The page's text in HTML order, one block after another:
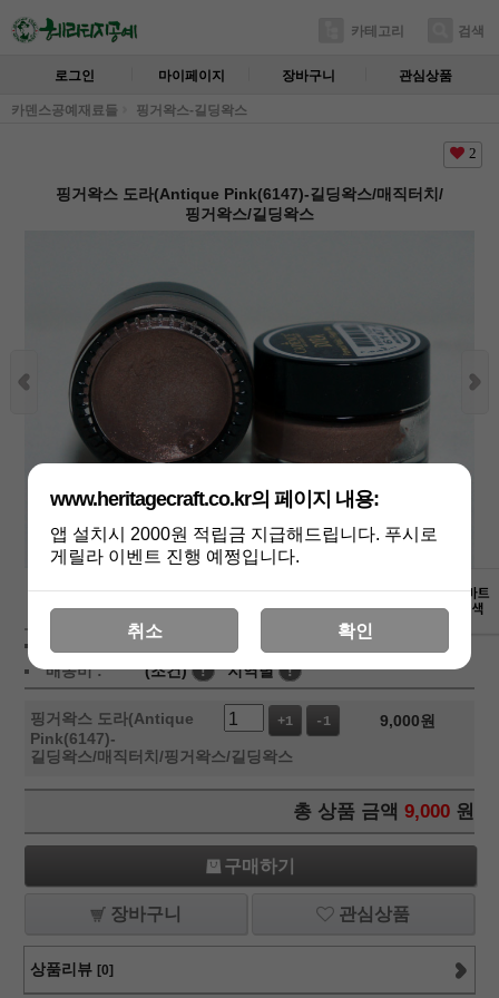
카테고리 검색
로그인 마이페이지 장바구니 관심상품
카덴스공예재료들 핑거왁스-길딩왁스
2
핑거왁스 도라(Antique Pink(6147)-길딩왁스/매직터치/
핑거왁스/길딩왁스
상품가 :
배송비 :
(조건) ! 지역별 !
핑거왁스 도라(Antique
Pink(6147)-
길딩왁스/매직터치/핑거왁스/길딩왁스
+1 -1 9,000원
총 상품 금액 9,000 원
구매하기
장바구니 관심상품
상품리뷰 [0]
www.heritagecraft.co.kr의 페이지 내용:
앱 설치시 2000원 적립금 지급해드립니다. 푸시로
게릴라 이벤트 진행 예쩡입니다.
취소 확인